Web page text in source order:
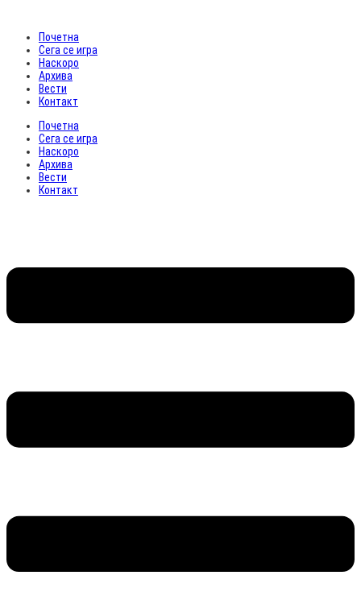
Почетна
Сега се игра
Наскоро
Архива
Вести
Контакт
Почетна
Сега се игра
Наскоро
Архива
Вести
Контакт